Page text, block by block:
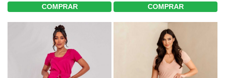
COMPRAR COMPRAR